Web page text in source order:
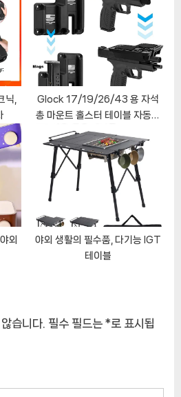
닉,
Glock 17/19/26/43 용 자석
총 마운트 홀스터 테이블 자동차
벽 은폐 권총 소총 자석 홀스터 마
운트 45 Lbs 기어
외
야외 생활의 필수품, 다기능 IGT
테이블
습니다. 필수 필드는 *로 표시됩